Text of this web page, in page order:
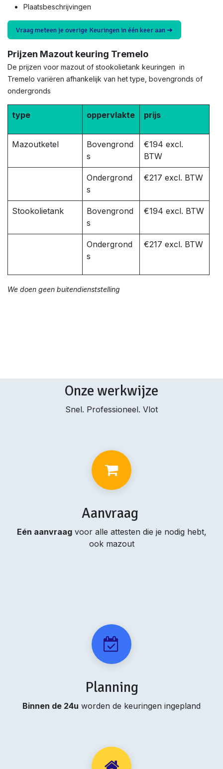
Plaatsbeschrijvingen
Vraag meteen je overige Keuringen in één keer aan ➜
Prijzen Mazout keuring Tremelo
De prijzen voor mazout of stookolietank keuringen in
Tremelo variëren afhankelijk van het type, bovengronds of
ondergronds
type oppervlakte prijs
Mazoutketel
Bovengrond
s
€194 excl.
BTW
Ondergrond
s
€217 excl. BTW
Stookolietank
Bovengrond
s
€194 excl. BTW
Ondergrond
s
€217 excl. BTW
We doen geen buitendienststelling
Onze werkwijze
Snel. Professioneel. Vlot
Aanvraag
Eén aanvraagvoor alle attesten die je nodig hebt,
ook mazout
Planning
Binnen de 24u worden de keuringen ingepland